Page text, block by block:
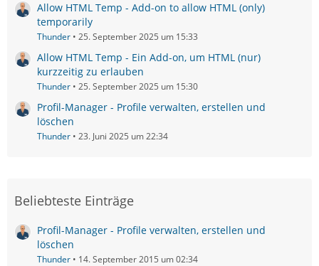
Allow HTML Temp - Add-on to allow HTML (only)
temporarily
Thunder 25. September 2025 um 15:33
Allow HTML Temp - Ein Add-on, um HTML (nur)
kurzzeitig zu erlauben
Thunder 25. September 2025 um 15:30
Profil-Manager - Profile verwalten, erstellen und
löschen
Thunder 23. Juni 2025 um 22:34
Beliebteste Einträge
Profil-Manager - Profile verwalten, erstellen und
löschen
Thunder 14. September 2015 um 02:34